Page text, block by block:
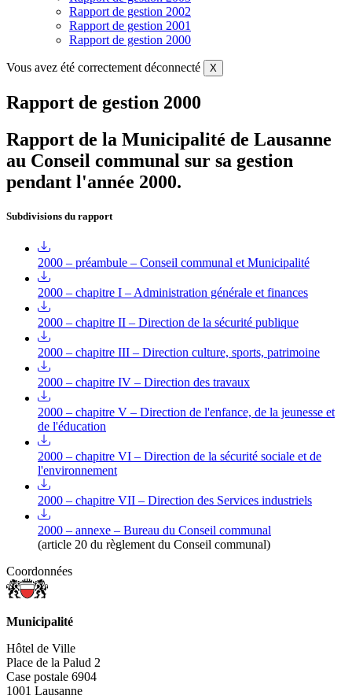
Rapport de gestion 2002
Rapport de gestion 2001
Rapport de gestion 2000
Vous avez été correctement déconnecté X
Rapport de gestion 2000
Rapport de la Municipalité de Lausanne
au Conseil communal sur sa gestion
pendant l'année 2000.
Subdivisions du rapport
2000 – préambule – Conseil communal et Municipalité
2000 – chapitre I – Administration générale et finances
2000 – chapitre II – Direction de la sécurité publique
2000 – chapitre III – Direction culture, sports, patrimoine
2000 – chapitre IV – Direction des travaux
2000 – chapitre V – Direction de l'enfance, de la jeunesse et
de l'éducation
2000 – chapitre VI – Direction de la sécurité sociale et de
l'environnement
2000 – chapitre VII – Direction des Services industriels
2000 – annexe – Bureau du Conseil communal
(article 20 du règlement du Conseil communal)
Coordonnées
Municipalité
Hôtel de Ville
Place de la Palud 2
Case postale 6904
1001 Lausanne